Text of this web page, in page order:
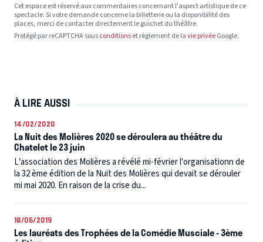
Cet espace est réservé aux commentaires concernant l’aspect artistique de ce
spectacle. Si votre demande concerne la billetterie ou la disponibilité des
places, merci de contacter directement le guichet du théâtre.
Protégé par reCAPTCHA sousconditionset règlement de lavie privéeGoogle.
À LIRE AUSSI
14/02/2020
La Nuit des Molières 2020 se déroulera au théâtre du
Chatelet le 23 juin
L’association des Molières a révélé mi-février l'organisationn de
la 32 ème édition de la Nuit des Molières qui devait se dérouler
mi mai 2020. En raison de la crise du...
18/06/2019
Les lauréats des Trophées de la Comédie Musciale - 3ème